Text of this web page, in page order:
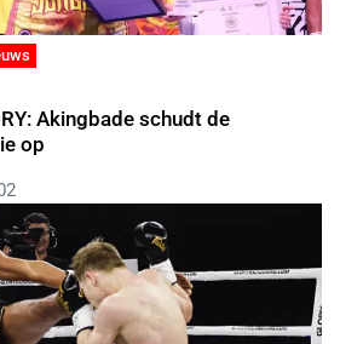
Akingbade schudt de
op